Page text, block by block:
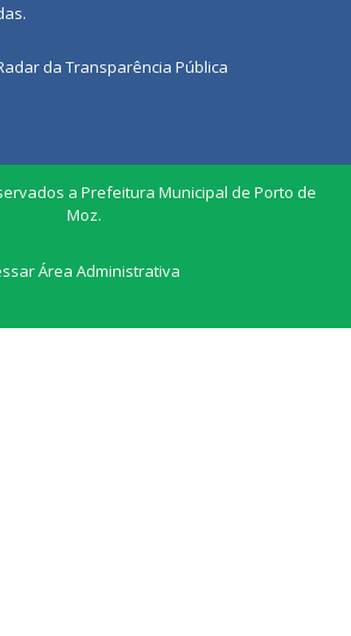
da Transparência Pública
a Prefeitura Municipal de Porto de
Moz.
Área Administrativa